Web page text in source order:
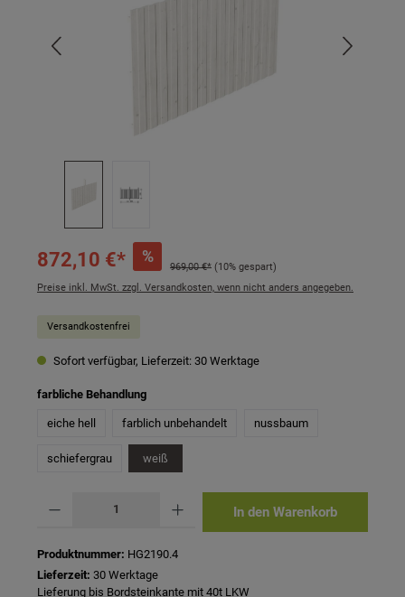
872,10 €* %
969,00 €* (10% gespart)
Preise inkl. MwSt. zzgl. Versandkosten, wenn nicht anders angegeben.
Versandkostenfrei
Sofort verfügbar, Lieferzeit: 30 Werktage
farbliche Behandlungauswählen
eiche hell farblich unbehandelt nussbaum
schiefergrau weiß
In den Warenkorb
Produktnummer: HG2190.4
Lieferzeit: 30 Werktage
Lieferung bis Bordsteinkante mit 40t LKW